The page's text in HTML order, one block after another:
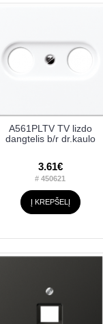
A561PLTV TV lizdo
dangtelis b/r dr.kaulo
3.61€
# 450621
Į KREPŠELĮ